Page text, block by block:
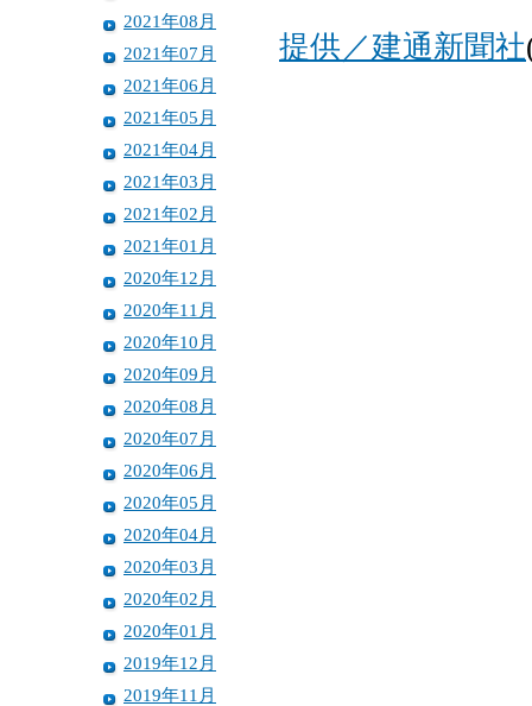
2021年08月
2021年07月
2021年06月
2021年05月
2021年04月
2021年03月
2021年02月
2021年01月
2020年12月
2020年11月
2020年10月
2020年09月
2020年08月
2020年07月
2020年06月
2020年05月
2020年04月
2020年03月
2020年02月
2020年01月
2019年12月
2019年11月
提供／建通新聞社